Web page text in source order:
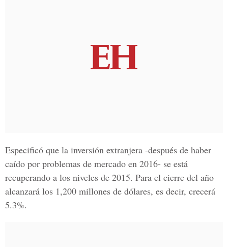
Especificó que la inversión extranjera -después de haber
caído por problemas de mercado en 2016- se está
recuperando a los niveles de 2015. Para el cierre del año
alcanzará los 1,200 millones de dólares, es decir, crecerá
5.3%.